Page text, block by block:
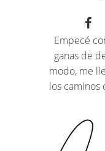
Empecé
ganas de
modo, me
los caminos